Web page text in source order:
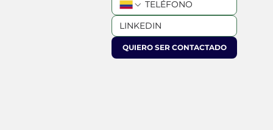
QUIERO SER CONTACTADO